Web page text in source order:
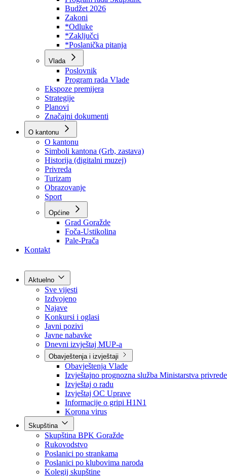
Skupština
Poslovnik
Program rada Skupštine
Budžet 2026
Zakoni
*Odluke
*Zaključci
*Poslanička pitanja
Vlada
Poslovnik
Program rada Vlade
Ekspoze premijera
Strategije
Planovi
Značajni dokumenti
O kantonu
O kantonu
Simboli kantona (Grb, zastava)
Historija (digitalni muzej)
Privreda
Turizam
Obrazovanje
Sport
Općine
Kontakt
Aktuelno
Sve vijesti
Izdvojeno
Najave
Konkursi i oglasi
Javni pozivi
Javne nabavke
Dnevni izvještaj MUP-a
Obavještenja i izvještaji
Obavještenja Vlade
Izvještajno prognozna služba Ministarstva privrede
Izvještaj o radu
Izvještaj OC Uprave
Informacije o gripi H1N1
Korona virus
Skupština
Skupština BPK Goražde
Rukovodstvo